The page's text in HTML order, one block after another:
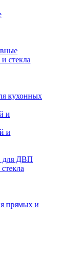
стекла
кухонных
и
и
для ДВП
прямых и